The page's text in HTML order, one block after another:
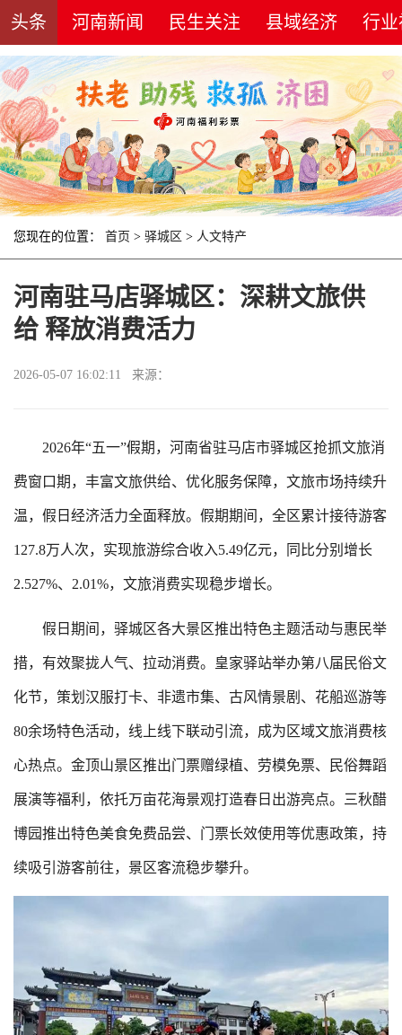
头条 河南新闻 民生关注 县域经济 行
您现在的位置： 首页 > 驿城区 > 人文特产
河南驻马店驿城区：深耕文旅供
给 释放消费活力
2026-05-07 16:02:11 来源：
2026年“五一”假期，河南省驻马店市驿城区抢抓文旅消
费窗口期，丰富文旅供给、优化服务保障，文旅市场持续升
温，假日经济活力全面释放。假期期间，全区累计接待游客
127.8万人次，实现旅游综合收入5.49亿元，同比分别增长
2.527%、2.01%，文旅消费实现稳步增长。
假日期间，驿城区各大景区推出特色主题活动与惠民举
措，有效聚拢人气、拉动消费。皇家驿站举办第八届民俗文
化节，策划汉服打卡、非遗市集、古风情景剧、花船巡游等
80余场特色活动，线上线下联动引流，成为区域文旅消费核
心热点。金顶山景区推出门票赠绿植、劳模免票、民俗舞蹈
展演等福利，依托万亩花海景观打造春日出游亮点。三秋醋
博园推出特色美食免费品尝、门票长效使用等优惠政策，持
续吸引游客前往，景区客流稳步攀升。